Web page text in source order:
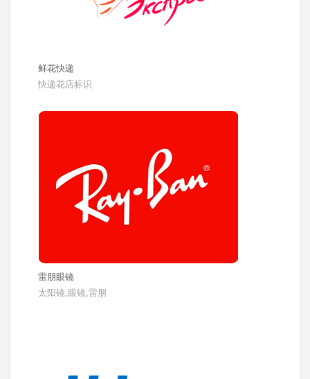
鲜花快递
快递花店标识
雷朋眼镜
太阳镜,眼镜,雷朋